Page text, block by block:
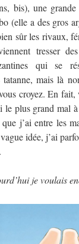
bis), une
(elle a des gros
sûr les rivaux,
tresser
qui se
tatanne, mais là
croyez. En fait,
le plus grand mal
j’ai entre les
idée, j’ai
je voulais